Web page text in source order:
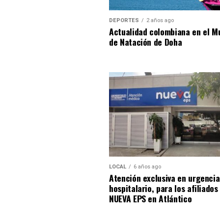
DEPORTES 2 años ago
Actualidad colombiana en el
de Natación de Doha
LOCAL 6 años ago
Atención exclusiva en
hospitalario, para los afiliados
NUEVA EPS en Atlántico